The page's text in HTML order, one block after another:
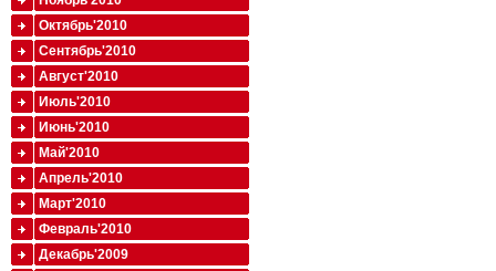
Октябрь'2010
Сентябрь'2010
Август'2010
Июль'2010
Июнь'2010
Май'2010
Апрель'2010
Март'2010
Февраль'2010
Декабрь'2009